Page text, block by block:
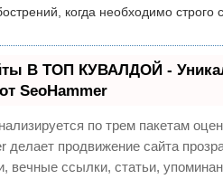
когда необходимо строго
В ТОП КУВАЛДОЙ -
SeoHammer
по трем пакетам
делает продвижение сайта
вечные ссылки, статьи,